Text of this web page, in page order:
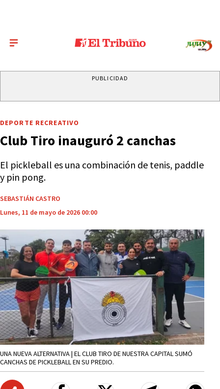
PUBLICIDAD
DEPORTE RECREATIVO
Club Tiro inauguró 2 canchas
El pickleball es una combinación de tenis, paddle
y pin pong.
SEBASTIÁN CASTRO
Lunes, 11 de mayo de 2026 00:00
UNA NUEVA ALTERNATIVA | EL CLUB TIRO DE NUESTRA CAPITAL SUMÓ
CANCHAS DE PICKLEBALL EN SU PREDIO.